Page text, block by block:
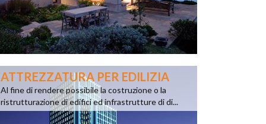
ATTREZZATURA PER EDILIZIA
Al fine di rendere possibile la costruzione o la
ristrutturazione di edifici ed infrastrutture di di...